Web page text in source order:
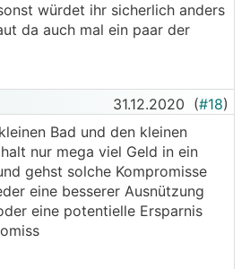
würdet ihr sicherlich anders
da auch mal ein paar der
31.12.2020 (#18)
Bad und den kleinen
nur mega viel Geld in ein
gehst solche Kompromisse
eine besserer Ausnützung
eine potentielle Ersparnis